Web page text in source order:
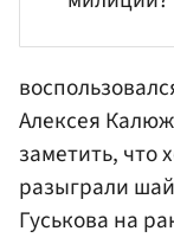
Алексея
заметить, что
разыграли
Гуськова на